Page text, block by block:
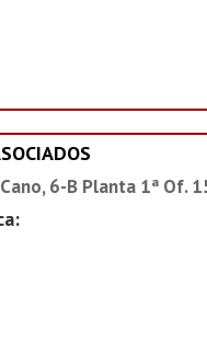
6-B Planta 1ª Of.